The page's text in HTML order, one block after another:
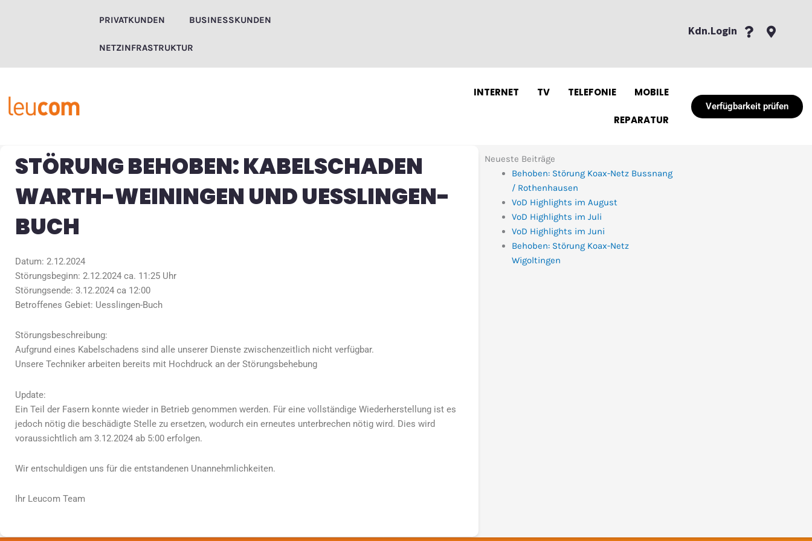
PRIVATKUNDEN BUSINESSKUNDEN
NETZINFRASTRUKTUR
Kdn.Login
INTERNET TV TELEFONIE MOBILE
REPARATUR
Verfügbarkeit prüfen
STÖRUNG BEHOBEN: KABELSCHADEN
WARTH-WEININGEN UND UESSLINGEN-
BUCH
Datum: 2.12.2024
Störungsbeginn: 2.12.2024 ca. 11:25 Uhr
Störungsende: 3.12.2024 ca 12:00
Betroffenes Gebiet: Uesslingen-Buch
Störungsbeschreibung:
Aufgrund eines Kabelschadens sind alle unserer Dienste zwischenzeitlich nicht verfügbar.
Unsere Techniker arbeiten bereits mit Hochdruck an der Störungsbehebung
Update:
Ein Teil der Fasern konnte wieder in Betrieb genommen werden. Für eine vollständige Wiederherstellung ist es
jedoch nötig die beschädigte Stelle zu ersetzen, wodurch ein erneutes unterbrechen nötig wird. Dies wird
voraussichtlich am 3.12.2024 ab 5:00 erfolgen.
Wir entschuldigen uns für die entstandenen Unannehmlichkeiten.
Ihr Leucom Team
Neueste Beiträge
Behoben: Störung Koax-Netz Bussnang
/ Rothenhausen
VoD Highlights im August
VoD Highlights im Juli
VoD Highlights im Juni
Behoben: Störung Koax-Netz
Wigoltingen